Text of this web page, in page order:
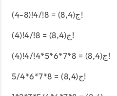
ج(8,4) = 8!/4!(8-4)!
ج(8,4) = 8!/4!(4)!
ج(8,4) = 8*7*6*5*4!/4!(4)!
ج(8,4) = 8*7*6*5/4!